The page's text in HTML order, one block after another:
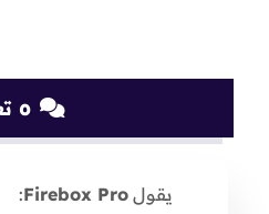
٥ تعليق
يقول Firebox Pro
: